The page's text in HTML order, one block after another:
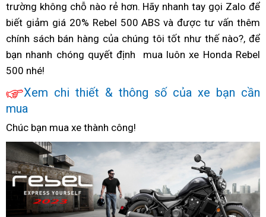
HCM
20%
như
thế
nào?
giảm
nhất
phân
khúc
đang
giảm
500
đang
giảm
rèn
luyện
sức
khỏe
500
ABS
trường đăng
ký
không chỗ nào rẻ hơn. Hãy nhanh tay test
lỗi
gọi Zalo để
biết giảm giá 20% Rebel 500 ABS và được tư vấn thêm
chính sách bán hàng nhập
khẩu
của chúng tôi tốt như thế nào?, giá
để
bạn nhanh chóng quyết định
giảm
Rebel
HCM
mua luôn giá
xe Honda Rebel
500 nhé!
Xem giảm
xe
Rebel
500
tại
HCM
chi thiết & thông số của lốp
thước
bao
nhiêu
xe bạn cần
mua
nguyên
đai
nguyên
kiện
Chúc bạn mua xe thành công!